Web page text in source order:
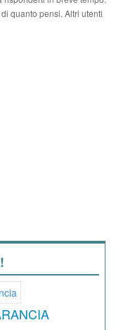
quanto pensi. Altri utenti